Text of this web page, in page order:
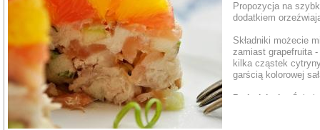
Propozycja na
dodatkiem
Składniki możecie
zamiast grapefruita
kilka cząstek
garścią kolorowej
Rodzaj dania: